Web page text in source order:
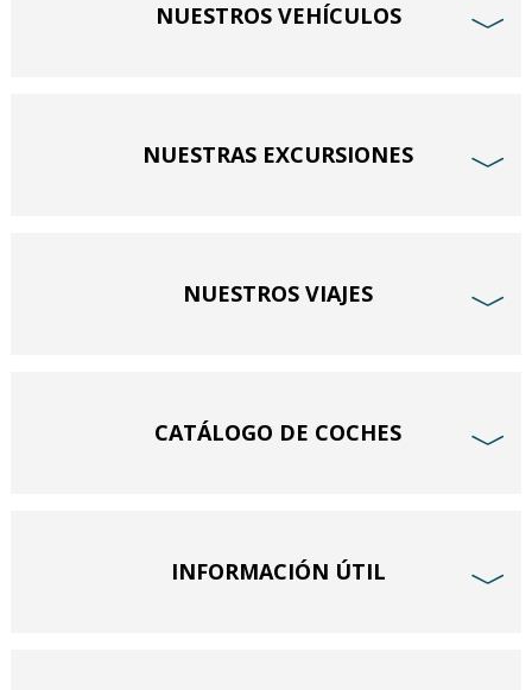
NUESTROS VEHÍCULOS ﹀
NUESTRAS EXCURSIONES ﹀
NUESTROS VIAJES ﹀
CATÁLOGO DE COCHES ﹀
INFORMACIÓN ÚTIL ﹀